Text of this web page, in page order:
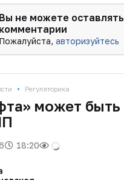
Вы не можете оставлять
комментарии
Пожалуйста,авторизуйтесь
• Регуляторика
может быть
18:20